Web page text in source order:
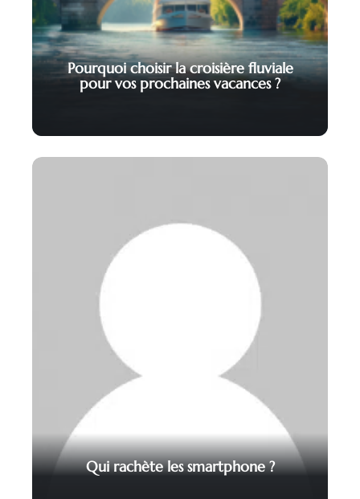
Pourquoi choisir la croisière fluviale
pour vos prochaines vacances ?
Qui rachète les smartphone ?